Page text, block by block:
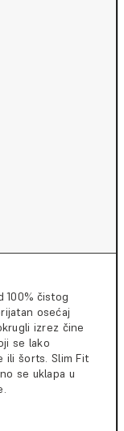
100% čistog
osećaj
izrez čine
se lako
ili šorts. Slim Fit
se uklapa u